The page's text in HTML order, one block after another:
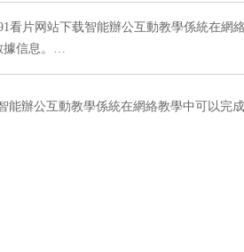
看片网站下载智能辦公互動教學係統在網
據信息。…
辦公互動教學係統在網絡教學中可以完